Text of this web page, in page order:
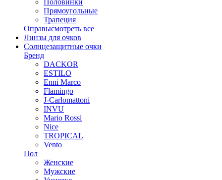
Прямоугольные
Трапеция
Оправысмотреть все
Линзы для очков
Солнцезащитные очки
Бренд
DACKOR
ESTILO
Enni Marco
Flamingo
J-Carlomattoni
INVU
Mario Rossi
Nice
TROPICAL
Vento
Пол
Женские
Мужские